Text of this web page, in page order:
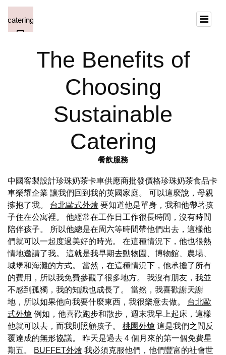
The Benefits of
Choosing
Sustainable
Catering
餐飲服務
中國客製設計珍珠奶茶卡車供應商批發價格珍珠奶茶食品卡
車榮耀企業 讓我們回到我的英國家庭。 可以這麼說，母親
擁抱了我。 台北歐式外燴 要知道他是單身，我和他帶著孩
子住在公寓裡。 他經常在工作日工作很長時間，沒有時間
陪伴孩子。 所以他總是在周六等時間帶他們出去，這樣他
們就可以一起度過美好的時光。 在這種情況下，他也很熱
情地邀請了我。 這就是我早期去動物園、博物館、農場、
城堡和海灘的方式。 當然，在這種情況下，他承擔了所有
的費用，所以我免費參觀了很多地方。 我沒有朋友，我並
不感到孤獨，我的知識也成長了。 當然，我喜歡謝天謝
地，所以如果他向我要什麼東西，我很樂意去做。 台北歐
式外燴 例如，他喜歡跑步和散步，週末我早上起床，這樣
他就可以去，而我則照顧孩子。 桃園外燴 這是我們之間反
覆達成的無形協議。 昨天是過去 4 個月來的第一個免費星
期五。
BUFFET外燴 我必須克服他們，他們豐富的社會世